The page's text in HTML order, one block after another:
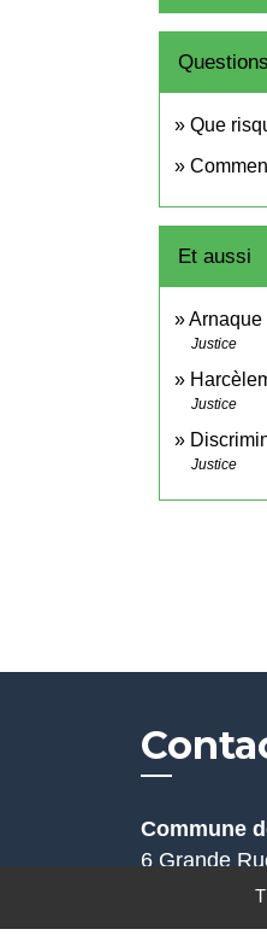
Que
Et aussi
Arnaque
Justice
Justice
Justice
Commune
6 Grande
25140
+33 3 81 68